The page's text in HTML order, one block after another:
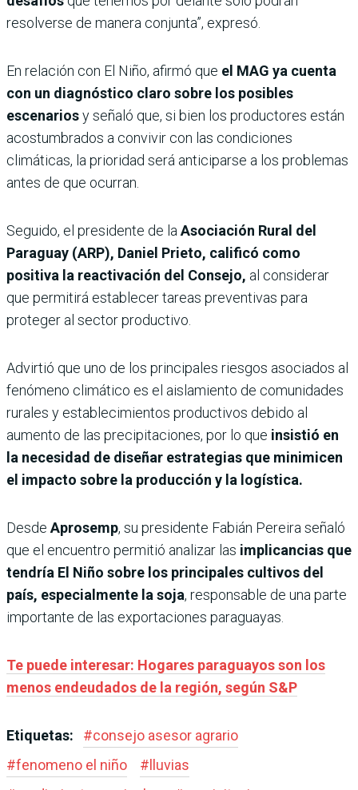
resolverse de manera conjunta”, expresó.
En relación con El Niño, afirmó que el MAG ya cuenta
con un diagnóstico claro sobre los posibles
escenariosy señaló que, si bien los productores están
acostumbrados a convivir con las condiciones
climáticas, la prioridad será anticiparse a los problemas
antes de que ocurran.
Seguido, el presidente de la Asociación Rural del
Paraguay (ARP), Daniel Prieto, calificó como
positiva la reactivación del Consejo, al considerar
que permitirá establecer tareas preventivas para
proteger al sector productivo.
Advirtió que uno de los principales riesgos asociados al
fenómeno climático es el aislamiento de comunidades
rurales y establecimientos productivos debido al
aumento de las precipitaciones, por lo que insistió en
la necesidad de diseñar estrategias que minimicen
el impacto sobre la producción y la logística.
Desde Aprosemp, su presidente Fabián Pereira señaló
que el encuentro permitió analizar las implicancias que
tendría El Niño sobre los principales cultivos del
país, especialmente la soja, responsable de una parte
importante de las exportaciones paraguayas.
Te puede interesar: Hogares paraguayos son los
menos endeudados de la región, según S&P
Etiquetas: #consejo asesor agrario
#fenomeno el niño #lluvias